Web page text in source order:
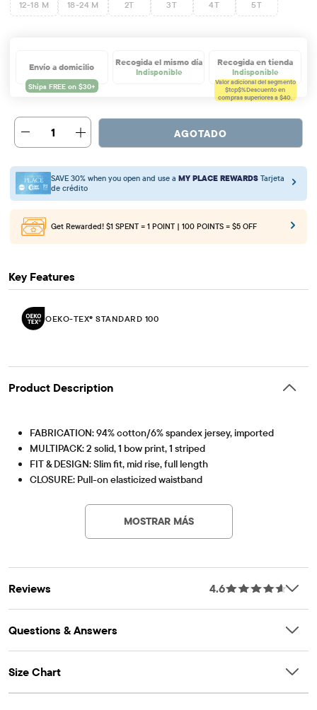
12-18 M 18-24 M 2T 3T 4T 5T
Envío a domicilio Recogida el mismo día
Indisponible
Recogida en tienda
Indisponible
Valor adicional del segmento
$tcp$%Descuento en
compras superiores a $40.
1 AGOTADO
SAVE 30% when you open and use a MY PLACE REWARDS Tarjeta
de crédito
Get Rewarded! $1 SPENT = 1 POINT | 100 POINTS = $5 OFF
Key Features
OEKO-TEX® STANDARD 100
Product Description
FABRICATION: 94% cotton/6% spandex jersey, imported
MULTIPACK: 2 solid, 1 bow print, 1 striped
FIT & DESIGN: Slim fit, mid rise, full length
CLOSURE: Pull-on elasticized waistband
OEKO-TEXÂ® STANDARD 100 Certified
OEKO-TEXÂ® Certification Number: 17.HET.25077
This product was independently tested for harmful
substances according to the strict global criteria of
tex.com/standard100
MOSTRAR MÁS
Reviews 4.6
Questions & Answers
Size Chart